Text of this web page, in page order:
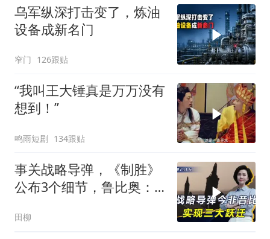
乌军纵深打击变了，炼油
设备成新名门
窄门 126跟贴
“我叫王大锤真是万万没有
想到！”
鸣雨短剧 134跟贴
事关战略导弹，《制胜》
公布3个细节，鲁比奥：
田柳